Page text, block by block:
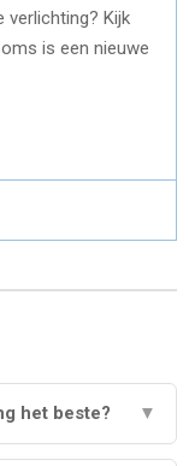
Kijk
is een nieuwe
het beste? ▼